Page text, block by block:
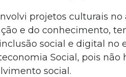
projetos culturais
e do conhecimento,
social e digital no
Social, pois não
social.